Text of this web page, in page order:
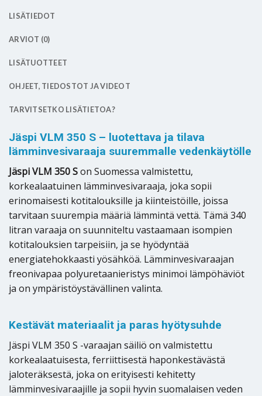
LISÄTIEDOT
ARVIOT (0)
LISÄTUOTTEET
OHJEET, TIEDOSTOT JA VIDEOT
TARVITSETKO LISÄTIETOA?
Jäspi VLM 350 S – luotettava ja tilava
lämminvesivaraaja suuremmalle vedenkäytölle
Jäspi VLM 350 Son Suomessa valmistettu,
korkealaatuinen lämminvesivaraaja, joka sopii
erinomaisesti kotitalouksille ja kiinteistöille, joissa
tarvitaan suurempia määriä lämmintä vettä. Tämä 340
litran varaaja on suunniteltu vastaamaan isompien
kotitalouksien tarpeisiin, ja se hyödyntää
energiatehokkaasti yösähköä. Lämminvesivaraajan
freonivapaa polyuretaanieristys minimoi lämpöhäviöt
ja on ympäristöystävällinen valinta.
Kestävät materiaalit ja paras hyötysuhde
Jäspi VLM 350 S -varaajan säiliö on valmistettu
korkealaatuisesta, ferriittisestä haponkestävästä
jaloteräksestä, joka on erityisesti kehitetty
lämminvesivaraajille ja sopii hyvin suomalaisen veden